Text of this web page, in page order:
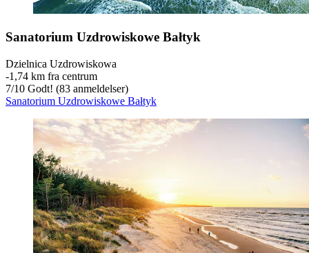
Sanatorium Uzdrowiskowe Bałtyk
Dzielnica Uzdrowiskowa
‐1,74 km fra centrum
7/10 Godt! (83 anmeldelser)
Sanatorium Uzdrowiskowe Bałtyk